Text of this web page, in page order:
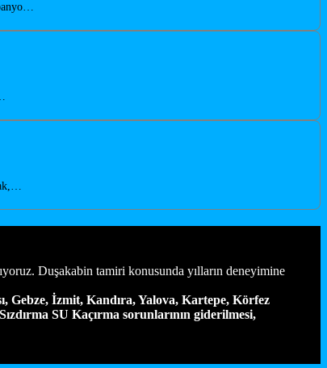
Duşakabin tamiri konusunda yılların deneyimine
Gebze, İzmit, Kandıra, Yalova, Kartepe, Körfez
SU Kaçırma sorunlarının giderilmesi,